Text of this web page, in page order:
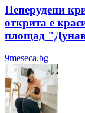
Пеперудени
открита е
площад
9meseca.bg